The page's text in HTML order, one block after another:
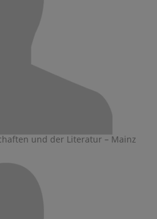
und der Literatur – Mainz